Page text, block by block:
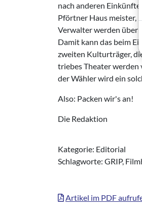
nach anderen
Pförtner Haus­ meister,
Ver­walter werden
Damit kann das beim
zweiten Kulturträger,
triebes Theater werden
der Wähler wird ein
Also: Packen wir's an!
Die Redaktion
Kategorie: Editorial
Schlagworte: GRIP,
Artikel im PDF